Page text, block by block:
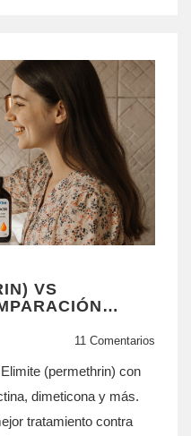
VS
PIOJOS
11 Comentarios
(permethrin) con
dimeticona y más.
tratamiento contra